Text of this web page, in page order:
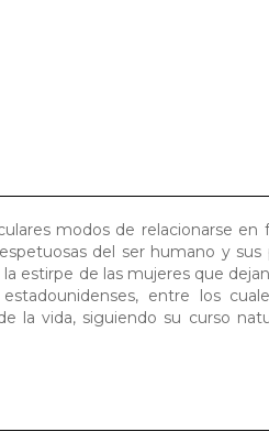
modos de relacionarse en
del ser humano y sus
estirpe de las mujeres que
entre los
la vida, siguiendo su curso